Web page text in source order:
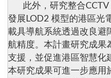
此外，研究整合CCTV
發展LOD2 模型的港區光
載具導航系統透過改良避
航精度。本計畫研究成果
支援，並促進港區智慧化
本研究成果可進一步應用